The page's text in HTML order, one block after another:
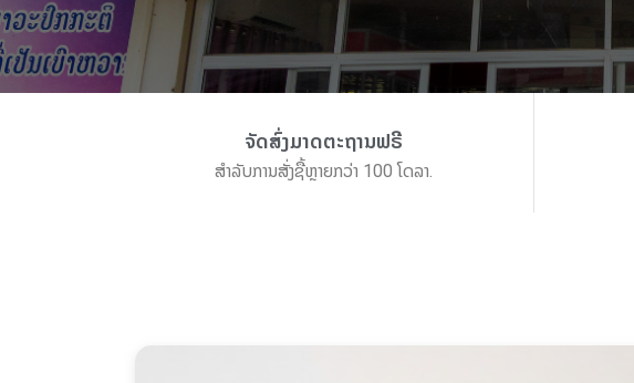
ຈັດສົ່ງມາດຕະຖານຟຣີ
ສຳລັບການສັ່ງຊື້ຫຼາຍກວ່າ 100 ໂດລາ.